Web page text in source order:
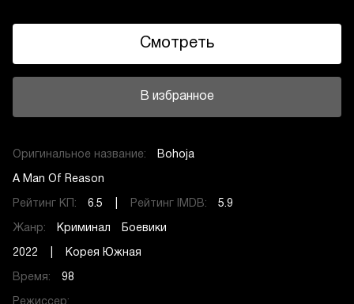
Смотреть
В избранное
Оригинальное название: Bohoja
A Man Of Reason
Рейтинг КП: 6.5 | Рейтинг IMDB: 5.9
Жанр: Криминал Боевики
2022 | Корея Южная
Время: 98
Режиссер: